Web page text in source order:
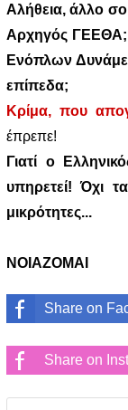
Αλήθεια, άλλο
Αρχηγός ΓΕΕΘΑ;
Ενόπλων
επίπεδα;
Κρίμα, που
έπρεπε!
Γιατί ο
υπηρετεί! Όχι
μικρότητες...
ΝΟΙΑΖΟΜΑΙ
Share on
Share on